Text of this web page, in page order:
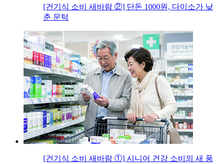
[건기식 소비 새바람 ②] 단돈 1000원, 다이소가 낮
춘 문턱
[건기식 소비 새바람 ①] 시니어 건강 소비의 새 풍